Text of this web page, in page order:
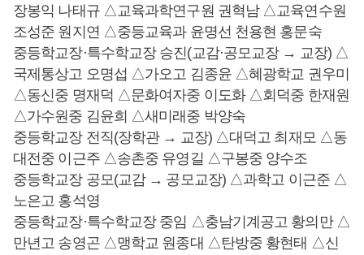
장봉익 나태규 △교육과학연구원 권혁남 △교육연수원
조성준 원지연 △중등교육과 윤명선 천용현 홍문숙
중등학교장·특수학교장 승진(교감·공모교장 → 교장) △
국제통상고 오명섭 △가오고 김종윤 △혜광학교 권우미
△동신중 명재덕 △문화여자중 이도화 △회덕중 한재원
△가수원중 김윤희 △새미래중 박양숙
중등학교장 전직(장학관 → 교장) △대덕고 최재모 △동
대전중 이근주 △송촌중 유영길 △구봉중 양수조
중등학교장 공모(교감 → 공모교장) △과학고 이근준 △
노은고 홍석영
중등학교장·특수학교장 중임 △충남기계공고 황의만 △
만년고 송영곤 △맹학교 원종대 △탄방중 황현태 △신